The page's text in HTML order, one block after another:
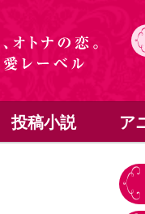
投稿小説 ア